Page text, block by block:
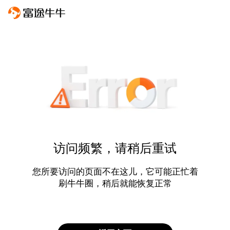
访问频繁，请稍后重试
您所要访问的页面不在这儿，它可能正忙着
刷牛牛圈，稍后就能恢复正常